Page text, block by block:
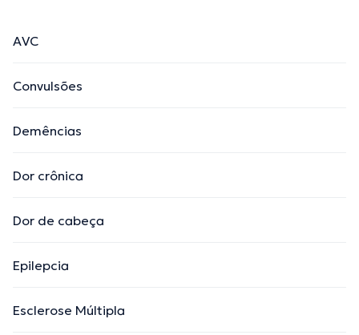
AVC
Convulsões
Demências
Dor crônica
Dor de cabeça
Epilepcia
Esclerose Múltipla